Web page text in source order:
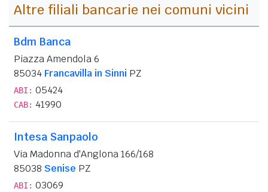
Altre filiali bancarie nei comuni vicini
Bdm Banca
Piazza Amendola 6
85034 Francavilla in Sinni PZ
ABI: 05424
CAB: 41990
Intesa Sanpaolo
Via Madonna d'Anglona 166/168
85038 Senise PZ
ABI: 03069